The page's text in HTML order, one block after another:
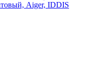
Aiger, IDDIS